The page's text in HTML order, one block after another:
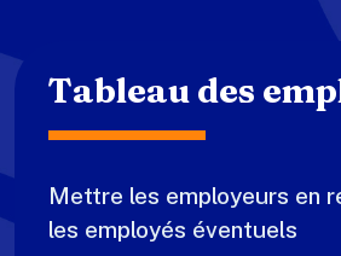
Tableau des
Mettre les employeurs en
les employés éventuels